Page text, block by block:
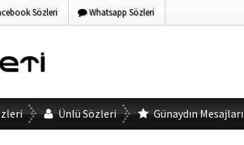
Sözleri Whatsapp Sözleri
Ünlü Sözleri Günaydın Mesajları